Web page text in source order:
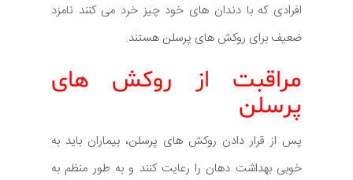
افرادی که با دندان های خود چیز خرد می کنند نامزد
ضعیف برای روکش های پرسلن هستند.
مراقبت از روکش های
پرسلن
پس از قرار دادن روکش های پرسلن، بیماران باید به
خوبی بهداشت دهان را رعایت کنند و به طور منظم به